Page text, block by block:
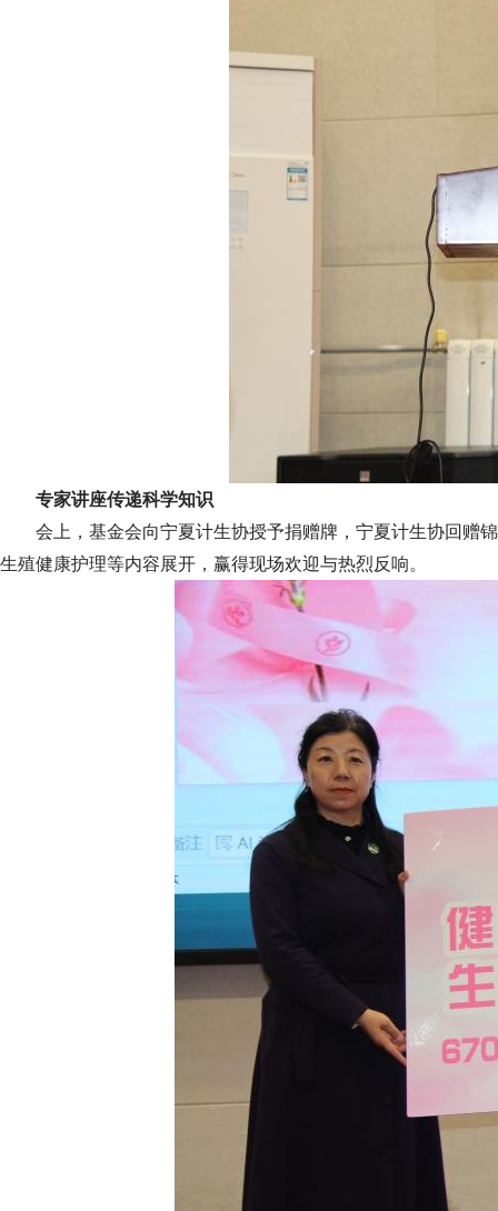
专家讲座传递科学知识
会上，基金会向宁夏计生协授予捐赠牌，宁夏计生协回赠
生殖健康护理等内容展开，赢得现场欢迎与热烈反响。